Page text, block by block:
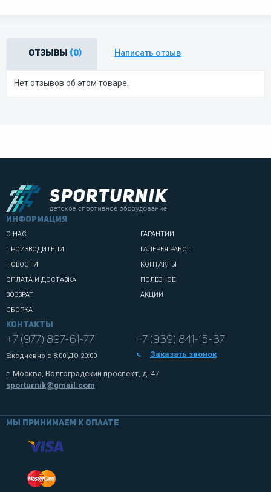
Отзывы (0) Написать отзыв
Нет отзывов об этом товаре.
информация
О НАС
ПРОИЗВОДИТЕЛИ
НОВОСТИ
ОПЛАТА И ДОСТАВКА
ВОЗВРАТ
СБОРКА
ГАРАНТИИ
ГАЛЕРЕЯ РАБОТ
КОНТАКТЫ
ПОЛЕЗНОЕ
АКЦИИ
Контакты
+7 (977) 897-61-77
Ежедневно с 8:00 ДО 20:00
+7 (939) 841-15-37
Заказать звонок
г. Москва, Волгоградский проспект, д. 47
sporturnik@gmail.com
Мы принимаем к оплате